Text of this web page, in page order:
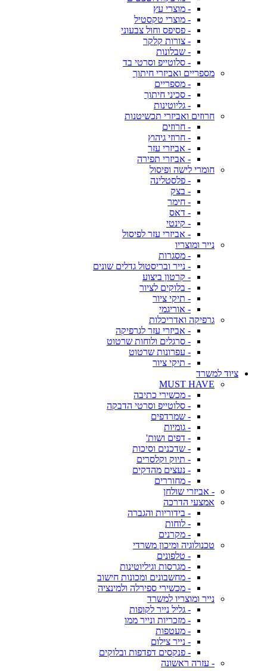
- מוצרי עץ
- מוצרי טקסטיל
- פסיפס וחול צבעוני
- צורות קלקר
- שבלונות
- סלוטייפ וסרטי בד
מספריים ואביזרי חיתוך
- מספריים
- סכיני חיתוך
- גליוטינות
חרוזים ואביזרי תכשיטנות
- חרוזים
- חרוזי גיהוץ
- אביזרי עזר
- אביזרי תפירה
חומרי לישה ופיסול
- פלסטלינה
- בצק
- חימר
- דאס
- קינטי
- אביזרי עזר לפיסול
נייר ומוצריו
- מסגרות
- נייר ובריסטול גדלים שונים
- קרטון ביצוע
- בלוקים לציור
- תיקי ציור
- אוריגמי
גרפיקה ואדריכלות
- אביזרי עזר לגרפיקה
- סרגלים ולוחות שרטוט
- עפרונות שרטוט
- תיקי ציור
ציוד למשרד
MUST HAVE
- מכשירי כתיבה
- סלוטייפ וסרטי הדבקה
- שמרדפים
- גומיות
- דפים ושות'
- שדכנים וסיכות
- תיוק וקלסרים
- נעצים מהדקים
- מחוררים
- אביזרי שולחן
אמצעי הדרכה
- בידוריות והגברה
- לוחות
- מקרנים
טכנולוגיה ומיכון משרדי
- טלפונים
- מגרסות וגיליוטינות
- מחשבונים ומכונות חישוב
- מכשירי ספירלה ולמינציה
נייר ומוצריו למשרד
- גליל נייר לקופות
- מזכריות ונייר ממו
- מעטפות
- נייר צילום
- פנקסים דפדפות ובלוקים
- עזרה ראשונה